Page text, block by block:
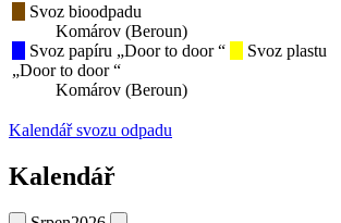
Svoz bioodpadu
Komárov (Beroun)
Svoz papíru „Door to door “
Svoz plastu
„Door to door “
Komárov (Beroun)
Kalendář svozu odpadu
Kalendář